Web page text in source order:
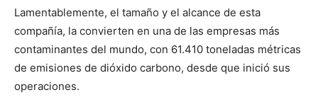
Lamentablemente, el tamaño y el alcance de esta
compañía, la convierten en una de las empresas más
contaminantes del mundo, con 61.410 toneladas métricas
de emisiones de dióxido carbono, desde que inició sus
operaciones.